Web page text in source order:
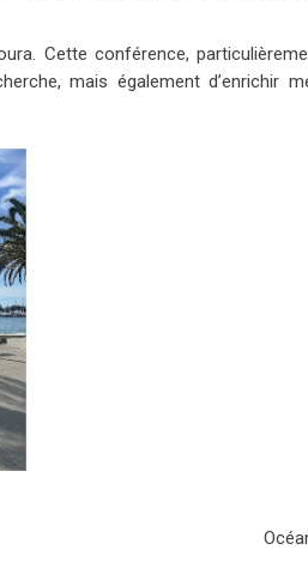
Cette conférence,
mais également d’enrichir